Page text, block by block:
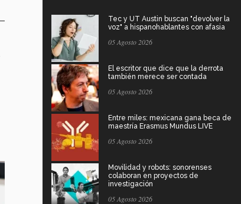
Tec y UT Austin buscan "devolver la
voz" a hispanohablantes con afasia
05 Agosto 2026
El escritor que dice que la derrota
también merece ser contada
05 Agosto 2026
Entre miles: mexicana gana beca de
maestría Erasmus Mundus LIVE
05 Agosto 2026
Movilidad y robots: sonorenses
colaboran en proyectos de
investigación
05 Agosto 2026